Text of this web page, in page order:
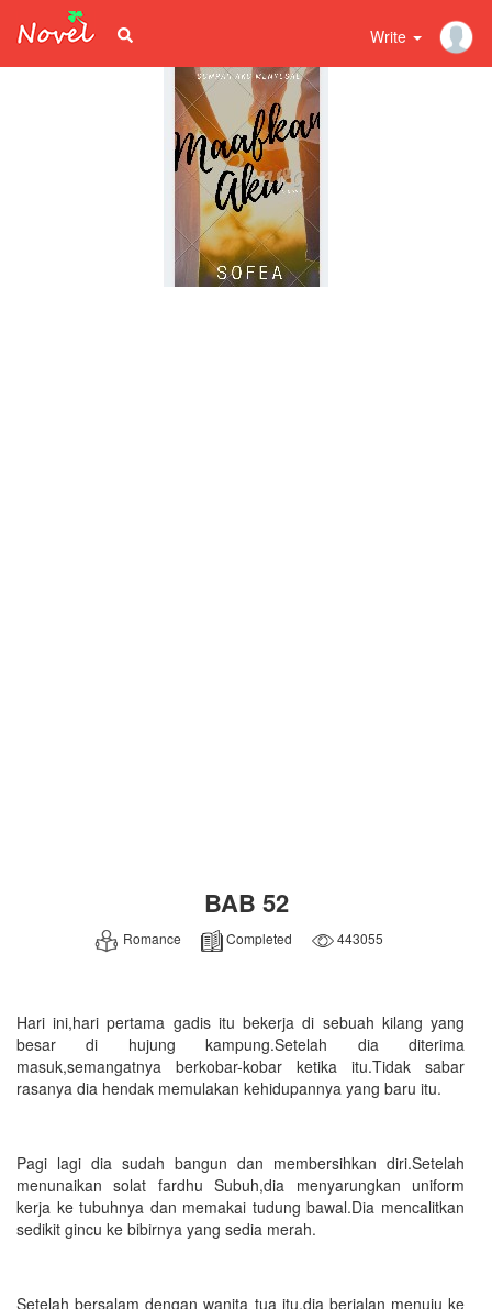
Write
BAB 52
Romance Completed 443055
Hari ini,hari pertama gadis itu bekerja di sebuah kilang yang
besar di hujung kampung.Setelah dia diterima
masuk,semangatnya berkobar-kobar ketika itu.Tidak sabar
rasanya dia hendak memulakan kehidupannya yang baru itu.
Pagi lagi dia sudah bangun dan membersihkan diri.Setelah
menunaikan solat fardhu Subuh,dia menyarungkan uniform
kerja ke tubuhnya dan memakai tudung bawal.Dia mencalitkan
sedikit gincu ke bibirnya yang sedia merah.
Setelah bersalam dengan wanita tua itu,dia berjalan menuju ke